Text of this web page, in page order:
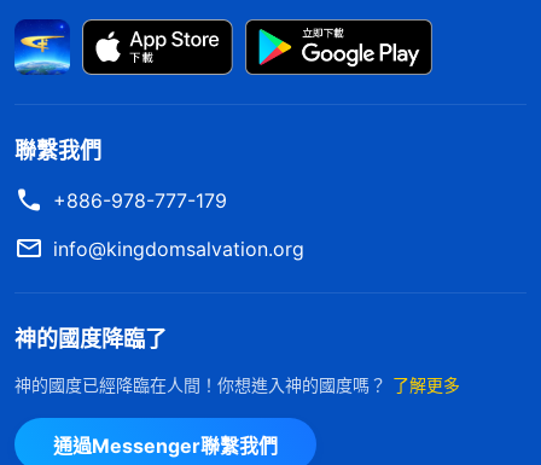
聯繫我們
+886-978-777-179
info@kingdomsalvation.org
神的國度降臨了
神的國度已經降臨在人間！你想進入神的國度嗎？ 了解更多
通過Messenger聯繫我們